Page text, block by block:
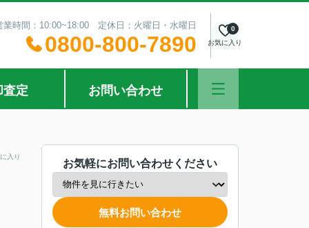
業時間：10:00~18:00 定休日：火曜日・水曜日
0800-800-7890 お気に入り
0
査定 お問い合わせ
入り
お気軽にお問い合わせください
無料お問い合わせ